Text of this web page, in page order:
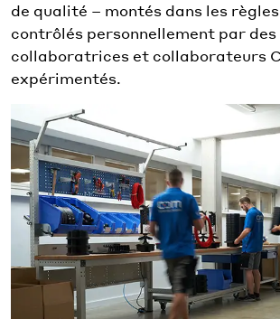
de qualité – montés dans les
contrôlés personnellement par des
collaboratrices et collaborateurs
expérimentés.